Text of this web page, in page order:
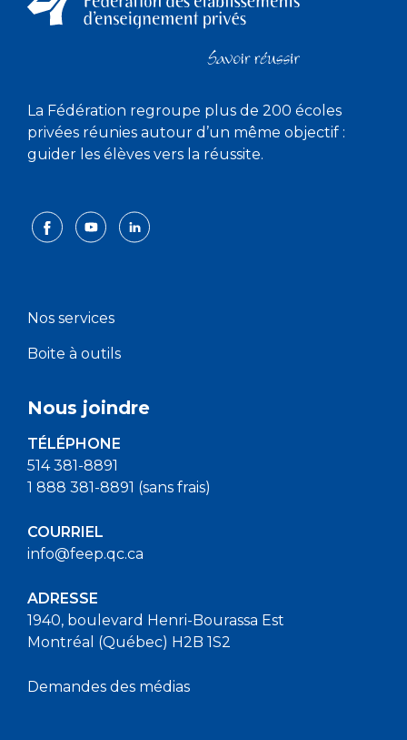
La Fédération regroupe plus de 200 écoles
privées réunies autour d’un même objectif :
guider les élèves vers la réussite.
Nos services
Boite à outils
Nous joindre
TÉLÉPHONE
514 381-8891
1 888 381-8891 (sans frais)
COURRIEL
info@feep.qc.ca
ADRESSE
1940, boulevard Henri-Bourassa Est
Montréal (Québec) H2B 1S2
Demandes des médias